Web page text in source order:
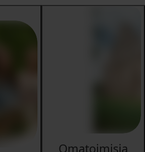
Omatoimisia